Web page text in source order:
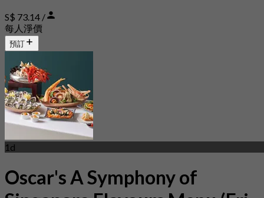
S$ 73.14 /
每人淨價
預訂
1d
Oscar's A Symphony of